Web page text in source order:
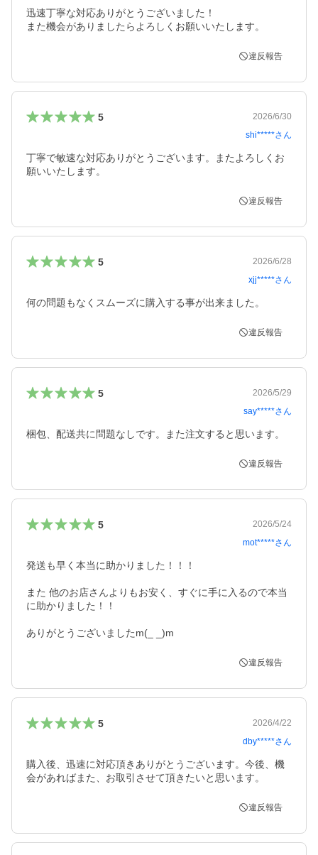
迅速丁寧な対応ありがとうございました！
また機会がありましたらよろしくお願いいたします。
違反報告
5
2026/6/30
shi*****さん
丁寧で敏速な対応ありがとうございます。またよろしくお
願いいたします。
違反報告
5
2026/6/28
xjj*****さん
何の問題もなくスムーズに購入する事が出来ました。
違反報告
5
2026/5/29
say*****さん
梱包、配送共に問題なしです。また注文すると思います。
違反報告
5
2026/5/24
mot*****さん
発送も早く本当に助かりました！！！
また 他のお店さんよりもお安く、すぐに手に入るので本当
に助かりました！！
ありがとうございましたm(_ _)m
違反報告
5
2026/4/22
dby*****さん
購入後、迅速に対応頂きありがとうございます。今後、機
会があればまた、お取引させて頂きたいと思います。
違反報告